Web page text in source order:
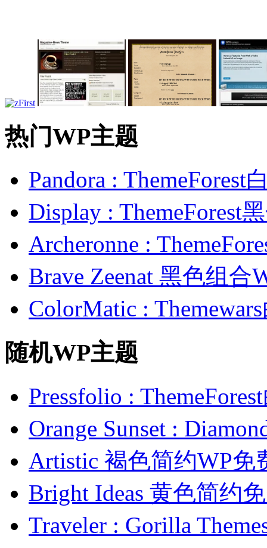
热门WP主题
Pandora : ThemeForest
Display : ThemeForest
Archeronne :
Brave Zeenat 黑色组合
ColorMatic :
随机WP主题
Pressfolio :
Orange Sunset :
Artistic 褐色简约WP免
Bright Ideas 黄色简约
Traveler : Gorilla